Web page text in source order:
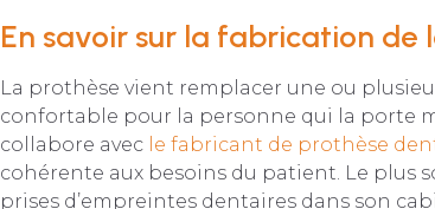
En savoir sur la fabrication de
La prothèse vient remplacer une ou
confortable pour la personne qui la porte
collabore avec le fabricant de prothèse
cohérente aux besoins du patient. Le plus
prises d’empreintes dentaires dans son